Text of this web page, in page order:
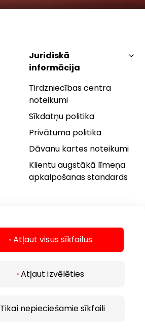
Atļaut visus sīkfailus
Atļaut izvēlēties
Tikai nepieciešamie sīkfaili
Juridiskā
informācija
Tirdzniecības centra
noteikumi
Sīkdatņu politika
Privātuma politika
Dāvanu kartes noteikumi
Klientu augstākā līmeņa
apkalpošanas standards